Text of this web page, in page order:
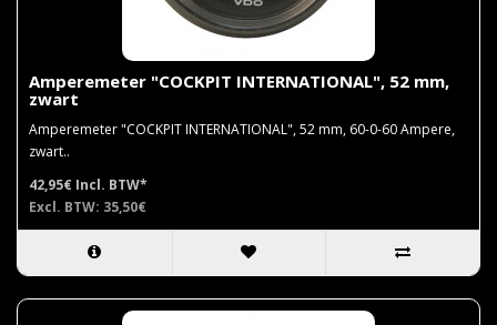
Amperemeter "COCKPIT INTERNATIONAL", 52 mm,
zwart
Amperemeter "COCKPIT INTERNATIONAL", 52 mm, 60-0-60 Ampere,
zwart..
42,95€ Incl. BTW*
Excl. BTW: 35,50€